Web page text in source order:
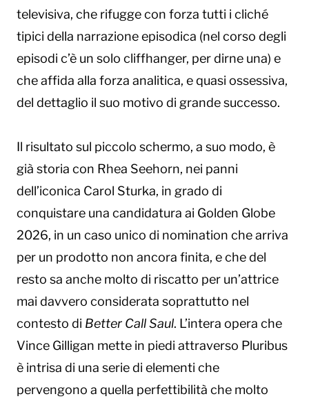
televisiva, che rifugge con forza tutti i cliché
tipici della narrazione episodica (nel corso degli
episodi c’è un solo cliffhanger, per dirne una) e
che affida alla forza analitica, e quasi ossessiva,
del dettaglio il suo motivo di grande successo.
Il risultato sul piccolo schermo, a suo modo, è
già storia con Rhea Seehorn, nei panni
dell’iconica Carol Sturka, in grado di
conquistare una candidatura ai Golden Globe
2026, in un caso unico di nomination che arriva
per un prodotto non ancora finita, e che del
resto sa anche molto di riscatto per un’attrice
mai davvero considerata soprattutto nel
contesto di Better Call Saul. L’intera opera che
Vince Gilligan mette in piedi attraverso Pluribus
è intrisa di una serie di elementi che
pervengono a quella perfettibilità che molto